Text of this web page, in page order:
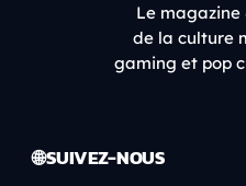
Le
de la culture
gaming et pop
🌐 SUIVEZ-NOUS